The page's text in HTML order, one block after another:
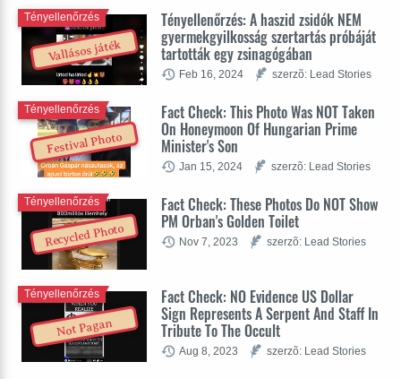
Vallásos játék
Tényellenőrzés: A haszid zsidók NEM
gyermekgyilkosság szertartás próbáját
tartották egy zsinagógában
Tényellenőrzés
Feb 16, 2024 szerzõ: Lead Stories
Festival Photo
Fact Check: This Photo Was NOT Taken
On Honeymoon Of Hungarian Prime
Minister's Son
Tényellenőrzés
Jan 15, 2024 szerzõ: Lead Stories
Recycled Photo
Fact Check: These Photos Do NOT Show
PM Orban's Golden Toilet
Tényellenőrzés
Nov 7, 2023 szerzõ: Lead Stories
Not Pagan
Fact Check: NO Evidence US Dollar
Sign Represents A Serpent And Staff In
Tribute To The Occult
Tényellenőrzés
Aug 8, 2023 szerzõ: Lead Stories